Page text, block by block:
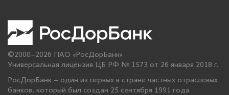
©2000–2026 ПАО «РосДорБанк»
Универсальная лицензия ЦБ РФ № 1573 от 26 января 2018 г.
РосДорБанк – один из первых в стране частных отраслевых
банков, который был создан 25 сентября 1991 года